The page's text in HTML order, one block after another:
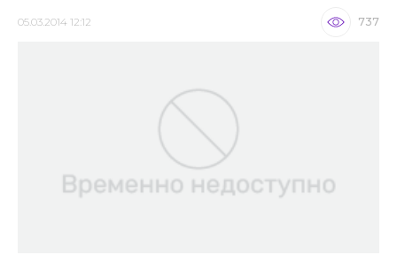
05.03.2014 12:12 737